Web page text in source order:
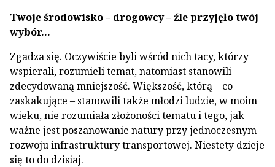
Twoje środowisko – drogowcy – źle przyjęło twój
wybór…
Zgadza się. Oczywiście byli wśród nich tacy, którzy
wspierali, rozumieli temat, natomiast stanowili
zdecydowaną mniejszość. Większość, którą – co
zaskakujące – stanowili także młodzi ludzie, w moim
wieku, nie rozumiała złożoności tematu i tego, jak
ważne jest poszanowanie natury przy jednoczesnym
rozwoju infrastruktury transportowej. Niestety dzieje
się to do dzisiaj.